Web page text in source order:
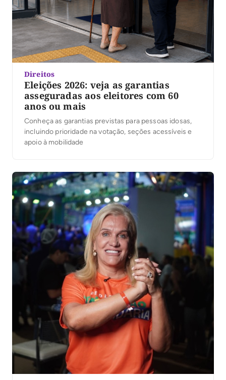
Direitos
Eleições 2026: veja as garantias
asseguradas aos eleitores com 60
anos ou mais
Conheça as garantias previstas para pessoas idosas,
incluindo prioridade na votação, seções acessí­veis e
apoio à mobilidade